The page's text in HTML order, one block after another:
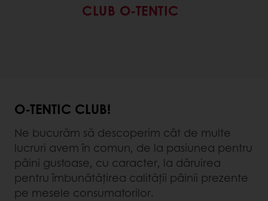
CLUB O-TENTIC
O-TENTIC CLUB!
Ne bucurăm să descoperim cât de multe
lucruri avem în comun, de la pasiunea pentru
pâini gustoase, cu caracter, la dăruirea
pentru îmbunătățirea calității pâinii prezente
pe mesele consumatorilor.